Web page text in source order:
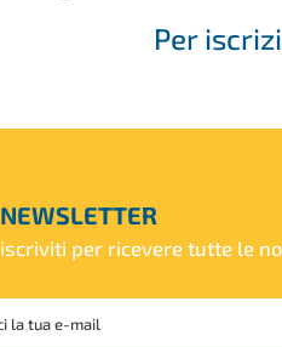
Per
NEWSLETTER
iscriviti per ricevere tutte le